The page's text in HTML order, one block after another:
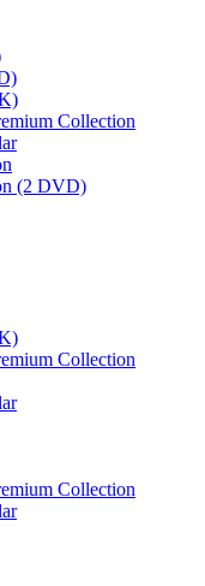
Collection
(2 DVD)
Collection
Collection